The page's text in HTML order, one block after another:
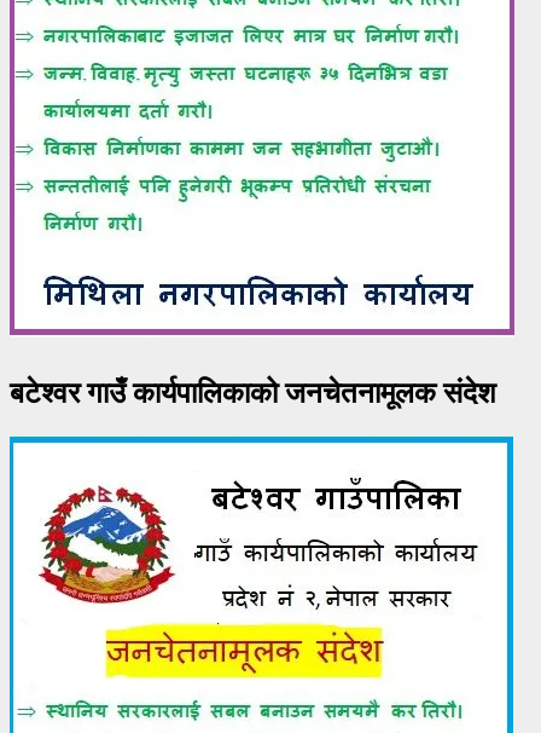
बटेश्वर गाउँ कार्यपालिकाको जनचेतनामूलक संदेश